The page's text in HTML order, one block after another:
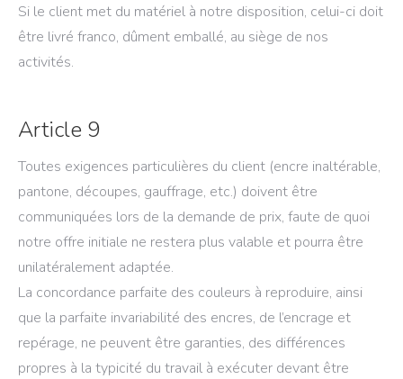
Si le client met du matériel à notre disposition, celui-ci doit
être livré franco, dûment emballé, au siège de nos
activités.
Article 9
Toutes exigences particulières du client (encre inaltérable,
pantone, découpes, gauffrage, etc.) doivent être
communiquées lors de la demande de prix, faute de quoi
notre offre initiale ne restera plus valable et pourra être
unilatéralement adaptée.
La concordance parfaite des couleurs à reproduire, ainsi
que la parfaite invariabilité des encres, de l’encrage et
repérage, ne peuvent être garanties, des différences
propres à la typicité du travail à exécuter devant être